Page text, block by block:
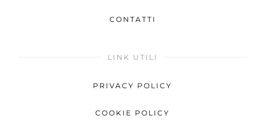
CONTATTI
LINK UTILI
PRIVACY POLICY
COOKIE POLICY